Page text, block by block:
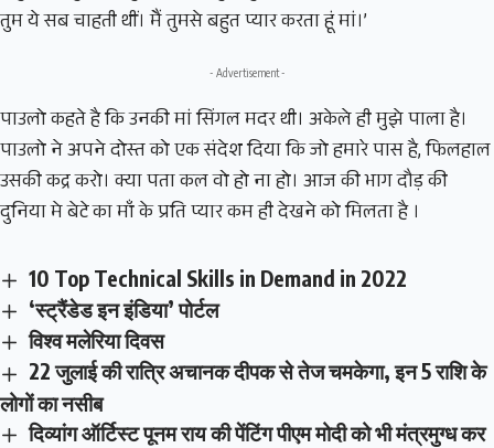
तुम ये सब चाहती थीं। मैं तुमसे बहुत प्यार करता हूं मां।’
- Advertisement -
पाउलो कहते है कि उनकी मां सिंगल मदर थी। अकेले ही मुझे पाला है।
पाउलो ने अपने दोस्त को एक संदेश दिया कि जो हमारे पास है, फिलहाल
उसकी कद्र करो। क्या पता कल वो हो ना हो। आज की भाग दौड़ की
दुनिया मे बेटे का माँ के प्रति प्यार कम ही देखने को मिलता है ।
10 Top Technical Skills in Demand in 2022
‘स्ट्रैंडेड इन इंडिया’ पोर्टल
विश्व मलेरिया दिवस
22 जुलाई की रात्रि अचानक दीपक से तेज चमकेगा, इन 5 राशि के
लोगों का नसीब
दिव्यांग ऑर्टिस्ट पूनम राय की पेंटिंग पीएम मोदी को भी मंत्रमुग्ध कर